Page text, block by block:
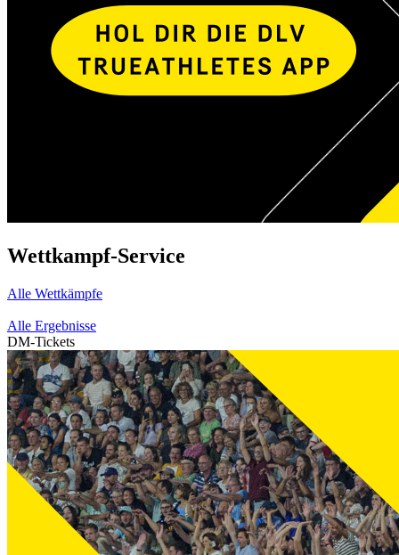
Wettkampf-Service
Alle Wettkämpfe
Alle Ergebnisse
DM-Tickets